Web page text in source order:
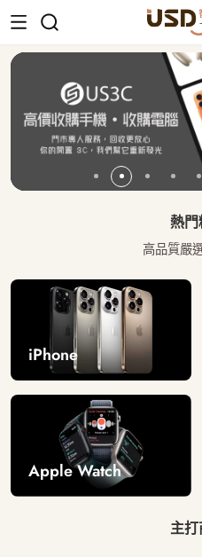
USD 智選二手3C
熱
高品質嚴
iPhone
Apple Watch
主